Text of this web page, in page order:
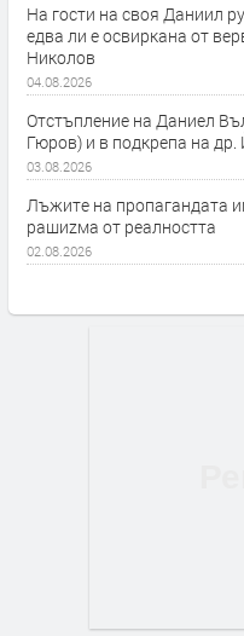
На гости на своя Даниил
едва ли е освиркана от
Николов
04.08.2026
Отстъпление на Даниел
Гюров) и в подкрепа на др.
03.08.2026
Лъжите на пропагандата
рашиzма от реалността
02.08.2026